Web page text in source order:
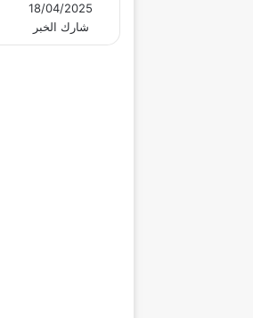
18/04/2025
شارك الخبر
عبر